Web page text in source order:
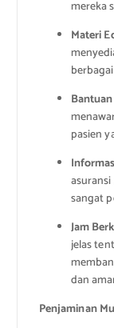
mereka
Materi
pasien
sangat
Jam
jelas
dan
Penjaminan